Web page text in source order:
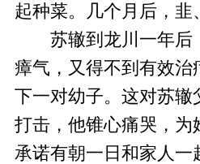
起种菜。几个月后，韭
苏辙到龙川一年后
瘴气，又得不到有效治
下一对幼子。这对苏辙
打击，他锥心痛哭，为
承诺有朝一日和家人一